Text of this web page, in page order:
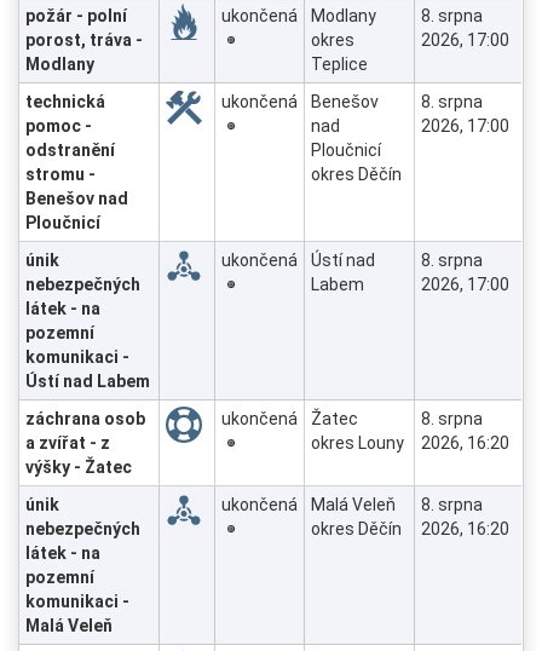
požár - polní
porost, tráva -
Modlany
ukončená
Modlany
okres
Teplice
8. srpna
2026, 17:00
technická
pomoc -
odstranění
stromu -
Benešov nad
Ploučnicí
ukončená
Benešov
nad
Ploučnicí
okres Děčín
8. srpna
2026, 17:00
únik
nebezpečných
látek - na
pozemní
komunikaci -
Ústí nad Labem
ukončená
Ústí nad
Labem
8. srpna
2026, 17:00
záchrana osob
a zvířat - z
výšky - Žatec
ukončená
Žatec
okres Louny
8. srpna
2026, 16:20
únik
nebezpečných
látek - na
pozemní
komunikaci -
Malá Veleň
ukončená
Malá Veleň
okres Děčín
8. srpna
2026, 16:20